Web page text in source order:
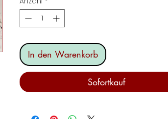
In den Warenkorb
Sofortkauf